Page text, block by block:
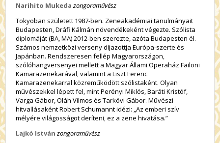
Narihito Mukeda zongoraművész
Tokyoban született 1987-ben. Zeneakadémiai tanulmányait
Budapesten, Dráfi Kálmán növendékeként végezte. Szólista
diplomáját (BA, MA) 2012-ben szerezte, azóta Budapesten él.
Számos nemzetközi verseny díjazottja Európa-szerte és
Japánban. Rendszeresen fellép Magyarországon,
szólóhangversenyei mellett a Magyar Állami Operaház Failoni
Kamarazenekarával, valamint a Liszt Ferenc
Kamarazenekarral közreműködött szólistaként. Olyan
művészekkel lépett fel, mint Perényi Miklós, Baráti Kristóf,
Varga Gábor, Oláh Vilmos és Tarkövi Gábor. Művészi
hitvallásaként Robert Schumannt idézi: „Az emberi szív
mélyére világosságot deríteni, ez a zene hivatása.”
Lajkó István zongoraművész